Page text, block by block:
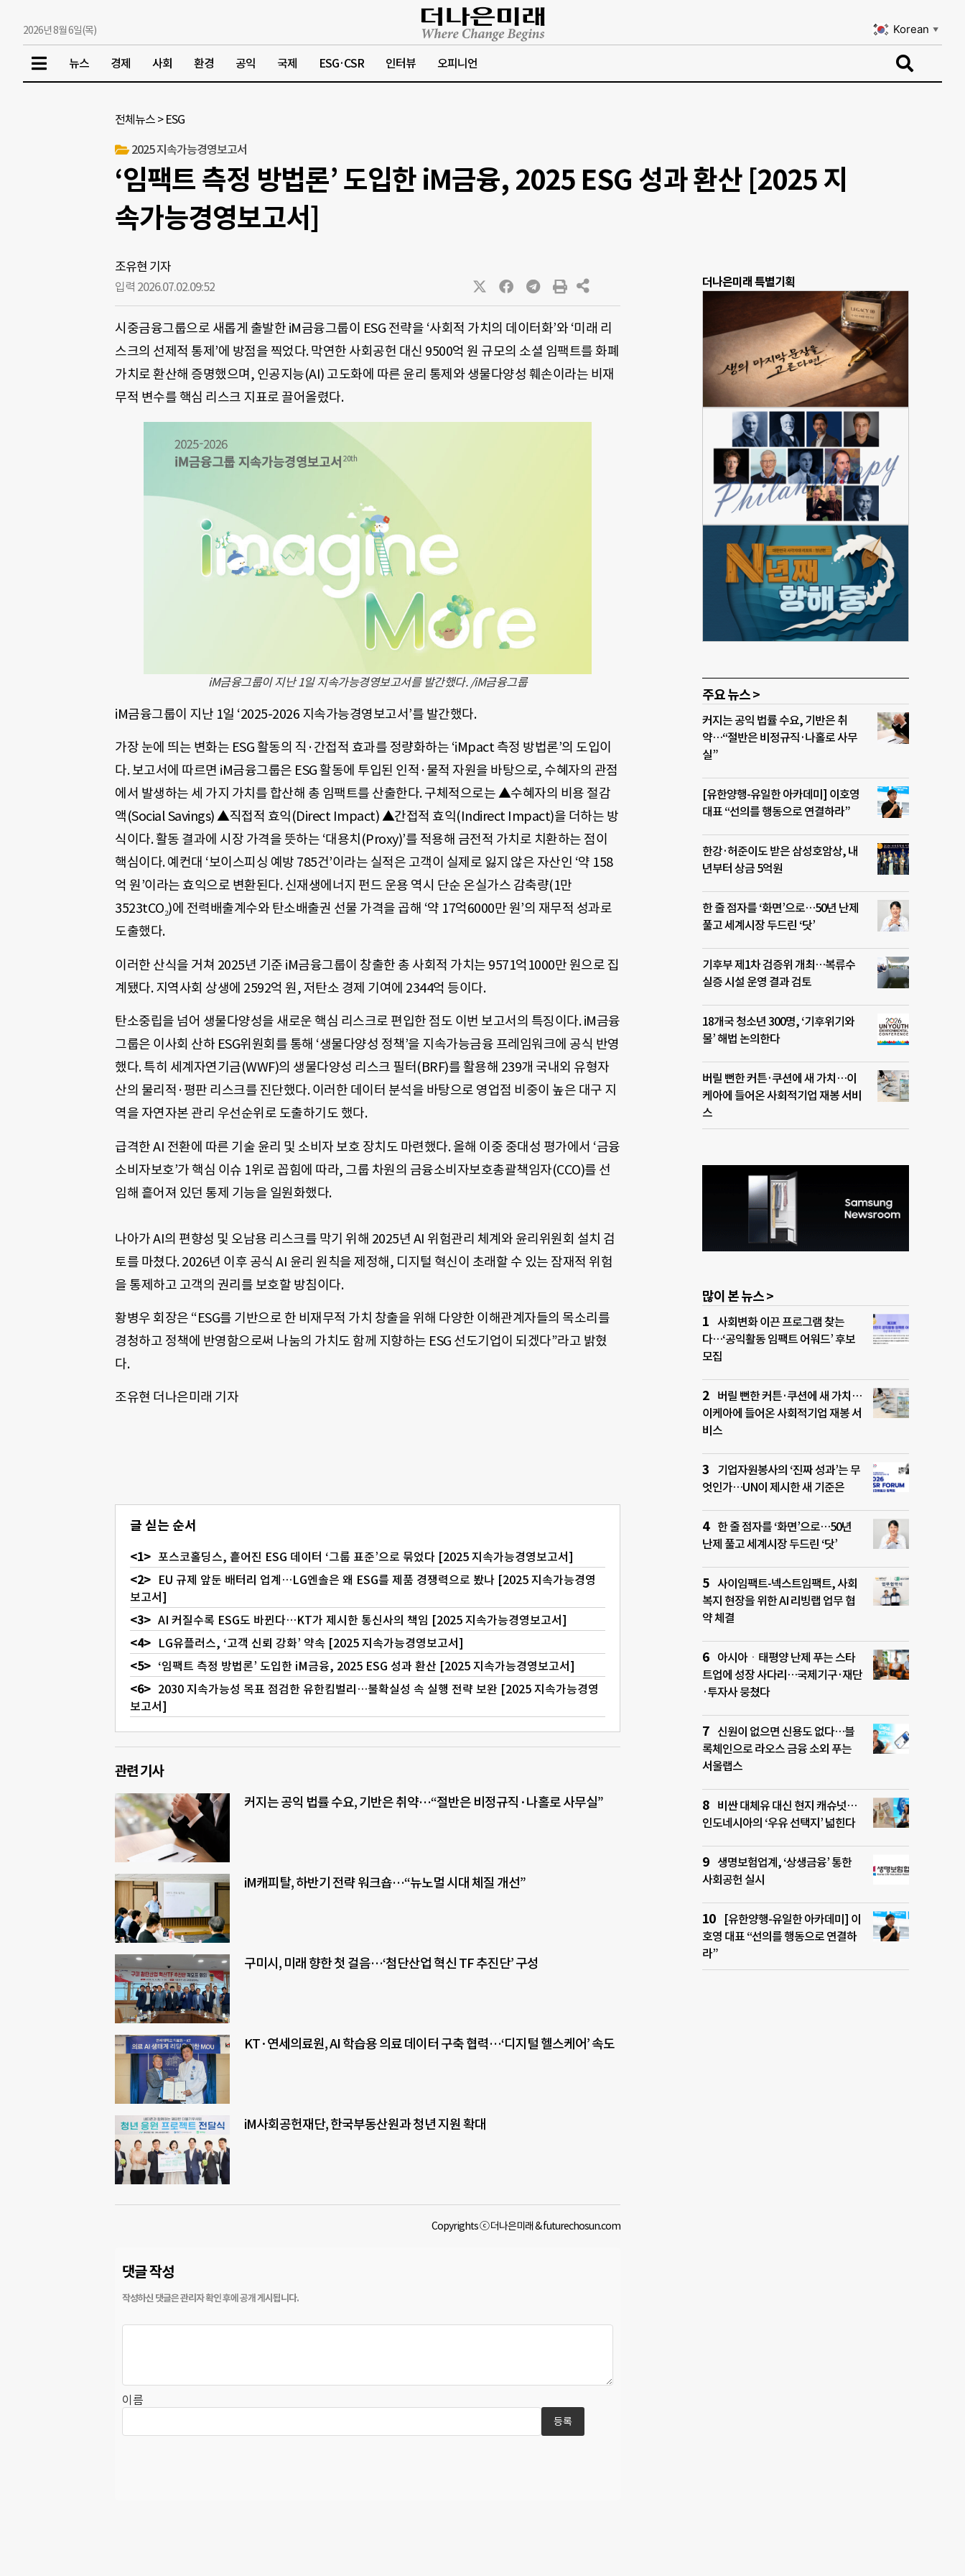
2026년 8월 6일(목) Korean ▼
뉴스 경제 사회 환경 공익 국제 ESG·CSR 인터뷰 오피니언
전체뉴스 > ESG
2025 지속가능경영보고서
‘임팩트 측정 방법론’ 도입한 iM금융, 2025 ESG 성과 환산 [2025 지
속가능경영보고서]
조유현 기자
입력 2026.07.02.09:52
시중금융그룹으로 새롭게 출발한 iM금융그룹이 ESG 전략을 ‘사회적 가치의 데이터화’와 ‘미래 리
스크의 선제적 통제’에 방점을 찍었다. 막연한 사회공헌 대신 9500억 원 규모의 소셜 임팩트를 화폐
가치로 환산해 증명했으며, 인공지능(AI) 고도화에 따른 윤리 통제와 생물다양성 훼손이라는 비재
무적 변수를 핵심 리스크 지표로 끌어올렸다.
iM금융그룹이 지난 1일 지속가능경영보고서를 발간했다. /iM금융그룹
iM금융그룹이 지난 1일 ‘2025-2026 지속가능경영보고서’를 발간했다.
가장 눈에 띄는 변화는 ESG 활동의 직·간접적 효과를 정량화하는 ‘iMpact 측정 방법론’의 도입이
다. 보고서에 따르면 iM금융그룹은 ESG 활동에 투입된 인적·물적 자원을 바탕으로, 수혜자의 관점
에서 발생하는 세 가지 가치를 합산해 총 임팩트를 산출한다. 구체적으로는 ▲수혜자의 비용 절감
액(Social Savings) ▲직접적 효익(Direct Impact) ▲간접적 효익(Indirect Impact)을 더하는 방
식이다. 활동 결과에 시장 가격을 뜻하는 ‘대용치(Proxy)’를 적용해 금전적 가치로 치환하는 점이
핵심이다. 예컨대 ‘보이스피싱 예방 785건’이라는 실적은 고객이 실제로 잃지 않은 자산인 ‘약 158
억 원’이라는 효익으로 변환된다. 신재생에너지 펀드 운용 역시 단순 온실가스 감축량(1만
3523tCO₂)에 전력배출계수와 탄소배출권 선물 가격을 곱해 ‘약 17억6000만 원’의 재무적 성과로
도출했다.
이러한 산식을 거쳐 2025년 기준 iM금융그룹이 창출한 총 사회적 가치는 9571억1000만 원으로 집
계됐다. 지역사회 상생에 2592억 원, 저탄소 경제 기여에 2344억 등이다.
탄소중립을 넘어 생물다양성을 새로운 핵심 리스크로 편입한 점도 이번 보고서의 특징이다. iM금융
그룹은 이사회 산하 ESG위원회를 통해 ‘생물다양성 정책’을 지속가능금융 프레임워크에 공식 반영
했다. 특히 세계자연기금(WWF)의 생물다양성 리스크 필터(BRF)를 활용해 239개 국내외 유형자
산의 물리적·평판 리스크를 진단했다. 이러한 데이터 분석을 바탕으로 영업점 비중이 높은 대구 지
역을 자연자본 관리 우선순위로 도출하기도 했다.
급격한 AI 전환에 따른 기술 윤리 및 소비자 보호 장치도 마련했다. 올해 이중 중대성 평가에서 ‘금융
소비자보호’가 핵심 이슈 1위로 꼽힘에 따라, 그룹 차원의 금융소비자보호총괄책임자(CCO)를 선
임해 흩어져 있던 통제 기능을 일원화했다.
나아가 AI의 편향성 및 오남용 리스크를 막기 위해 2025년 AI 위험관리 체계와 윤리위원회 설치 검
토를 마쳤다. 2026년 이후 공식 AI 윤리 원칙을 제정해, 디지털 혁신이 초래할 수 있는 잠재적 위험
을 통제하고 고객의 권리를 보호할 방침이다.
황병우 회장은 “ESG를 기반으로 한 비재무적 가치 창출을 위해 다양한 이해관계자들의 목소리를
경청하고 정책에 반영함으로써 나눔의 가치도 함께 지향하는 ESG 선도기업이 되겠다”라고 밝혔
다.
조유현 더나은미래 기자
글 싣는 순서
포스코홀딩스, 흩어진 ESG 데이터 ‘그룹 표준’으로 묶었다 [2025 지속가능경영보고서]
EU 규제 앞둔 배터리 업계…LG엔솔은 왜 ESG를 제품 경쟁력으로 봤나 [2025 지속가능경영
보고서]
AI 커질수록 ESG도 바뀐다…KT가 제시한 통신사의 책임 [2025 지속가능경영보고서]
LG유플러스, ‘고객 신뢰 강화’ 약속 [2025 지속가능경영보고서]
‘임팩트 측정 방법론’ 도입한 iM금융, 2025 ESG 성과 환산 [2025 지속가능경영보고서]
2030 지속가능성 목표 점검한 유한킴벌리…불확실성 속 실행 전략 보완 [2025 지속가능경영
보고서]
관련 기사
커지는 공익 법률 수요, 기반은 취약…“절반은 비정규직·나홀로 사무실”
iM캐피탈, 하반기 전략 워크숍…“뉴노멀 시대 체질 개선”
구미시, 미래 향한 첫 걸음…‘첨단산업 혁신 TF 추진단’ 구성
KT·연세의료원, AI 학습용 의료 데이터 구축 협력…‘디지털 헬스케어’ 속도
iM사회공헌재단, 한국부동산원과 청년 지원 확대
Copyrights ⓒ 더나은미래 & futurechosun.com
댓글 작성
이름
더나은미래 특별기획
주요 뉴스 >
커지는 공익 법률 수요, 기반은 취
약…“절반은 비정규직·나홀로 사무
실”
[유한양행-유일한 아카데미] 이호영
대표 “선의를 행동으로 연결하라”
한강·허준이도 받은 삼성호암상, 내
년부터 상금 5억원
한 줄 점자를 ‘화면’으로…50년 난제
풀고 세계시장 두드린 ‘닷’
기후부 제1차 검증위 개최…복류수
실증 시설 운영 결과 검토
18개국 청소년 300명, ‘기후위기와
물’ 해법 논의한다
버릴 뻔한 커튼·쿠션에 새 가치…이
케아에 들어온 사회적기업 재봉 서비
스
많이 본 뉴스 >
사회변화 이끈 프로그램 찾는
다…‘공익활동 임팩트 어워드’ 후보
모집
버릴 뻔한 커튼·쿠션에 새 가치…
이케아에 들어온 사회적기업 재봉 서
비스
기업자원봉사의 ‘진짜 성과’는 무
엇인가…UN이 제시한 새 기준은
한 줄 점자를 ‘화면’으로…50년
난제 풀고 세계시장 두드린 ‘닷’
사이임팩트-넥스트임팩트, 사회
복지 현장을 위한 AI 리빙랩 업무 협
약 체결
아시아ㆍ태평양 난제 푸는 스타
트업에 성장 사다리…국제기구·재단
·투자사 뭉쳤다
신원이 없으면 신용도 없다…블
록체인으로 라오스 금융 소외 푸는
서울랩스
비싼 대체유 대신 현지 캐슈넛…
인도네시아의 ‘우유 선택지’ 넓힌다
생명보험업계, ‘상생금융’ 통한
사회공헌 실시
[유한양행-유일한 아카데미] 이
호영 대표 “선의를 행동으로 연결하
라”